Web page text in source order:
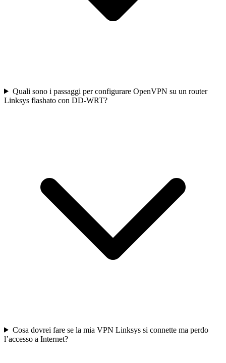
Quali sono i passaggi per configurare OpenVPN su un router
Linksys flashato con DD-WRT?
Cosa dovrei fare se la mia VPN Linksys si connette ma perdo
l’accesso a Internet?